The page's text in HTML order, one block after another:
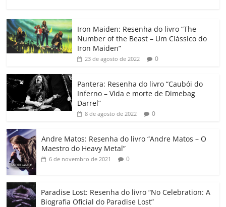
c
e
b
o
o
k
itt
er
at
s
A
p
e
dI
gl
e
Cl
a
ss
ro
o
p
y
Li
k
m
p
h
ar
Iron Maiden: Resenha do livro “The
Number of the Beast – Um Clássico do
Iron Maiden”
23 de agosto de 2022 0
Pantera: Resenha do livro “Caubói do
Inferno – Vida e morte de Dimebag
Darrel”
8 de agosto de 2022 0
Andre Matos: Resenha do livro “Andre Matos – O
Maestro do Heavy Metal”
6 de novembro de 2021 0
Paradise Lost: Resenha do livro “No Celebration: A
Biografia Oficial do Paradise Lost”